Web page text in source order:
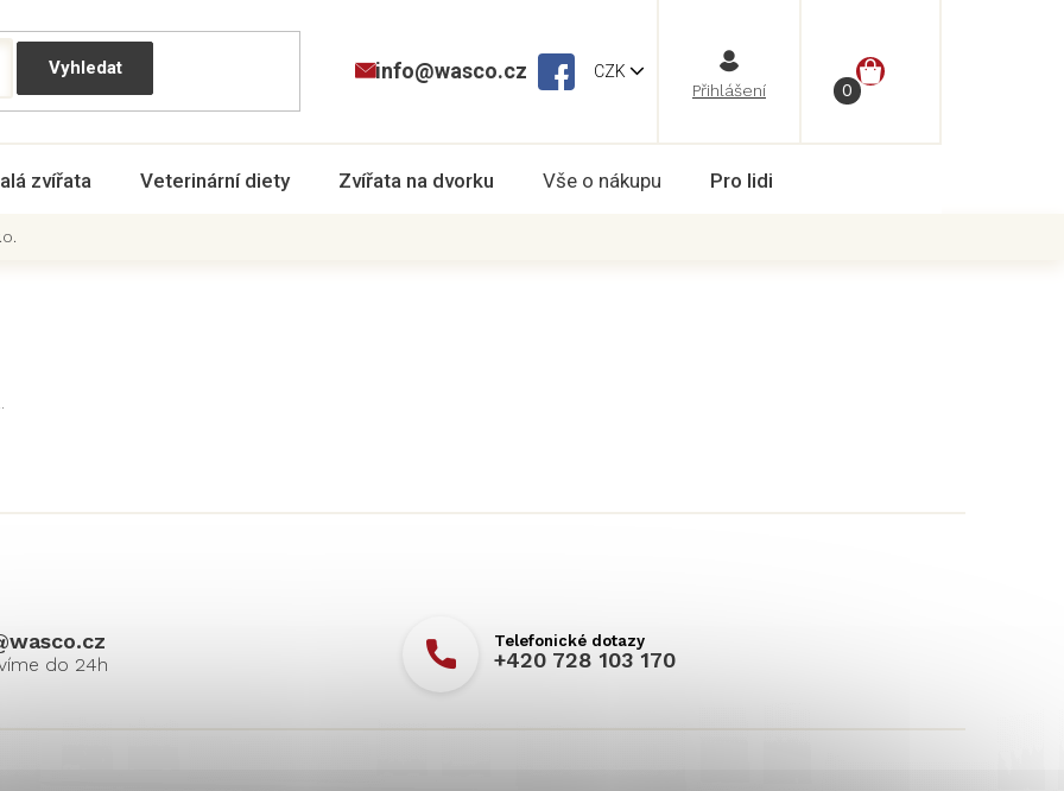
CZK
NÁKUPNÍ
info@wasco.cz
zvířata Veterinární diety Zvířata na dvorku Vše o nákupu Pro lidi
wasco.cz
+420 728 103 170